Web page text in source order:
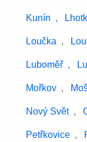
Kunín ,
Loučka ,
Luboměř ,
Mořkov ,
Nový Svět ,
Petřkovice ,